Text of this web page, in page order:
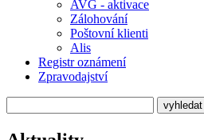
AVG - aktivace
Zálohování
Poštovní klienti
Alis
Registr oznámení
Zpravodajství